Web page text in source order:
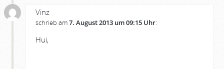
Vinz
schrieb am7. August 2013 um 09:15 Uhr:
Hui,